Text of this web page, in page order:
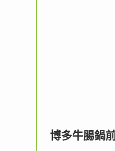
博多牛腸鍋